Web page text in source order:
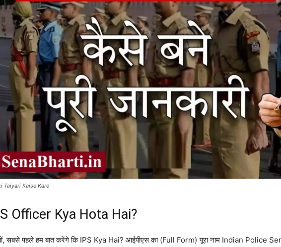
Taiyari Kaise Kare
Officer Kya Hota Hai?
सबसे पहले हम बात करेंगे कि IPS Kya Hai? आईपीएस का (Full Form) पूरा नाम Indian Police